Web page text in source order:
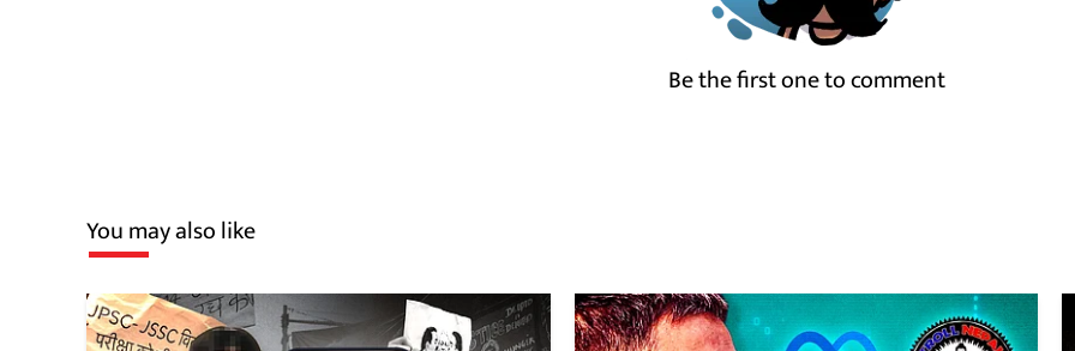
Be the first one to comment
You may also like